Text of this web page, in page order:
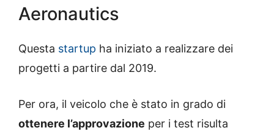
Aeronautics
Questa startup ha iniziato a realizzare dei
progetti a partire dal 2019.
Per ora, il veicolo che è stato in grado di
ottenere l’approvazione per i test risulta